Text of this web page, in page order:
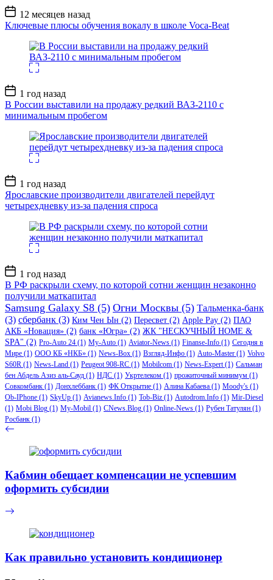
Дата
записи
12 месяцев назад
Ключевые плюсы обучения вокалу в школе Voca-Beat
Дата
записи
1 год назад
В России выставили на продажу редкий ВАЗ-2110 с
минимальным пробегом
Дата
записи
1 год назад
Ярославские производители двигателей перейдут
четырехдневку из-за падения спроса
Дата
записи
1 год назад
В РФ раскрыли схему, по которой сотни женщин незаконно
получили маткапитал
Samsung Galaxy S8 (5) Огни Москвы (5) Тальменка-банк
(3) сбербанк (3) Ким Чен Ын (2) Пересвет (2) Apple Pay (2) ПАО
АКБ «Новация» (2) банк «Югра» (2) ЖК "НЕСКУЧНЫЙ HOME &
SPA" (2) Pro-Auto 24 (1) My-Auto (1) Aviator-News (1) Finanse-Info (1) Сегодня в
Мире (1) ООО КБ «НКБ» (1) News-Box (1) Взгляд-Инфо (1) Auto-Master (1) Volvo
S60R (1) News-Land (1) Peugeot 908-RC (1) Mobilcom (1) News-Expert(1) Сальман
бен Абдель Азиз аль-Сауд (1) НДС (1) Укртелеком (1) прожиточный минимум (1)
Совкомбанк (1) Донхлеббанк (1) ФК Открытие (1) Алина Кабаева (1) Moody's (1)
Ob-IPhone (1) SkyUp (1) Avianews.Info (1) Tob-Biz (1) Autodrom.Info (1) Mir-Diesel
(1) Mobi Blog (1) My-Mobil (1) CNews.Blog (1) Online-News (1) Рубен Татулян (1)
Росбанк (1)
Кабмин обещает компенсации не успевшим
оформить субсидии
Как правильно установить кондиционер